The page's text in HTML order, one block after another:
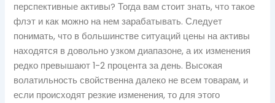
перспективные активы? Тогда вам стоит знать, что такое
флэт и как можно на нем зарабатывать. Следует
понимать, что в большинстве ситуаций цены на активы
находятся в довольно узком диапазоне, а их изменения
редко превышают 1-2 процента за день. Высокая
волатильность свойственна далеко не всем товарам, и
если происходят резкие изменения, то для этого